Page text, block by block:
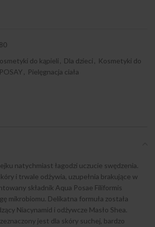
do kąpieli Dla dzieci
Kosmetyki do
Pielęgnacja ciała
natychmiast łagodzi uczucie swędzenia.
i trwale odżywia, uzupełnia brakujące w
składnik Aqua Posae Filiformis
mikrobiomu. Delikatna formuła została
Niacynamid i odżywcze Masło Shea.
jest dla skóry suchej, bardzo